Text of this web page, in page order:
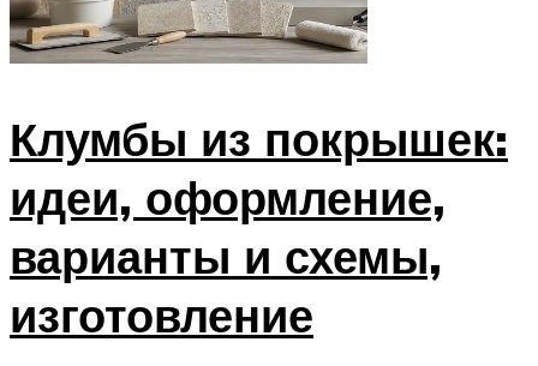
Клумбы из покрышек:
идеи, оформление,
варианты и схемы,
изготовление